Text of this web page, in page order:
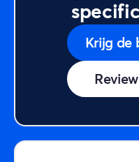
Krijg de